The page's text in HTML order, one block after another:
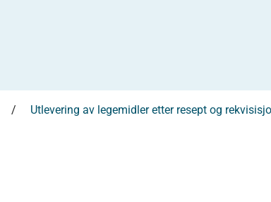
Utlevering av legemidler etter resept og